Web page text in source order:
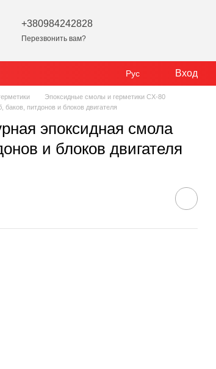
+380984242828
Перезвонить вам?
Рус Вход
Эпоксидные смолы и герметики CX-80
питдонов и блоков двигателя
эпоксидная смола
и блоков двигателя